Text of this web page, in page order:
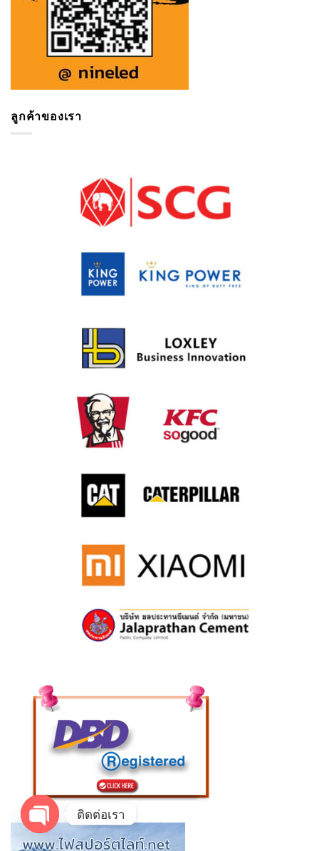
ลูกค้าของเรา
ติดต่อเรา
OPEN